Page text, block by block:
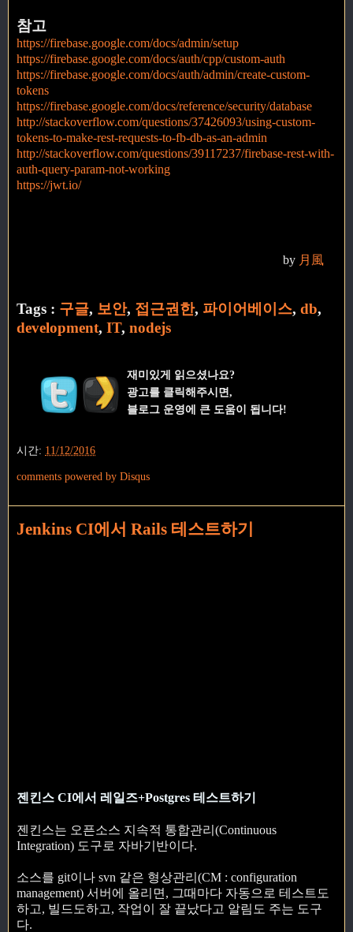
참고
https://firebase.google.com/docs/admin/setup
https://firebase.google.com/docs/auth/cpp/custom-auth
https://firebase.google.com/docs/auth/admin/create-custom-
tokens
https://firebase.google.com/docs/reference/security/database
http://stackoverflow.com/questions/37426093/using-custom-
tokens-to-make-rest-requests-to-fb-db-as-an-admin
http://stackoverflow.com/questions/39117237/firebase-rest-with-
auth-query-param-not-working
https://jwt.io/
by 月風
Tags : 구글, 보안, 접근권한, 파이어베이스, db,
development, IT, nodejs
재미있게 읽으셨나요?
광고를 클릭해주시면,
블로그 운영에 큰 도움이 됩니다!
시간: 11/12/2016
comments powered by Disqus
Jenkins CI에서 Rails 테스트하기
젠킨스 CI에서 레일즈+Postgres 테스트하기
젠킨스는 오픈소스 지속적 통합관리(Continuous
Integration) 도구로 자바기반이다.
소스를 git이나 svn 같은 형상관리(CM : configuration
management) 서버에 올리면, 그때마다 자동으로 테스트도
하고, 빌드도하고, 작업이 잘 끝났다고 알림도 주는 도구
다.